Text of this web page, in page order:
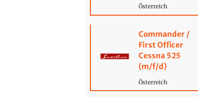
Österreich
Commander /
First Officer
Cessna 525
(m/f/d)
Österreich